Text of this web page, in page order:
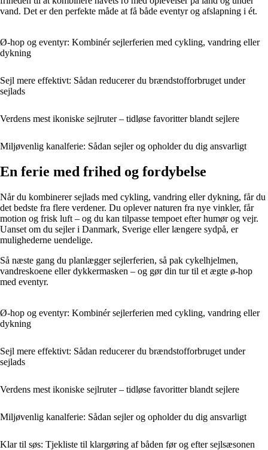
vand. Det er den perfekte måde at få både eventyr og afslapning i ét.
Ø-hop og eventyr: Kombinér sejlerferien med cykling, vandring eller
dykning
Sejl mere effektivt: Sådan reducerer du brændstofforbruget under
sejlads
Verdens mest ikoniske sejlruter – tidløse favoritter blandt sejlere
Miljøvenlig kanalferie: Sådan sejler og opholder du dig ansvarligt
En ferie med frihed og fordybelse
Når du kombinerer sejlads med cykling, vandring eller dykning, får du
det bedste fra flere verdener. Du oplever naturen fra nye vinkler, får
motion og frisk luft – og du kan tilpasse tempoet efter humør og vejr.
Uanset om du sejler i Danmark, Sverige eller længere sydpå, er
mulighederne uendelige.
Så næste gang du planlægger sejlerferien, så pak cykelhjelmen,
vandreskoene eller dykkermasken – og gør din tur til et ægte ø-hop
med eventyr.
Ø-hop og eventyr: Kombinér sejlerferien med cykling, vandring eller
dykning
Sejl mere effektivt: Sådan reducerer du brændstofforbruget under
sejlads
Verdens mest ikoniske sejlruter – tidløse favoritter blandt sejlere
Miljøvenlig kanalferie: Sådan sejler og opholder du dig ansvarligt
Klar til søs: Tjekliste til klargøring af båden før og efter sejlsæsonen